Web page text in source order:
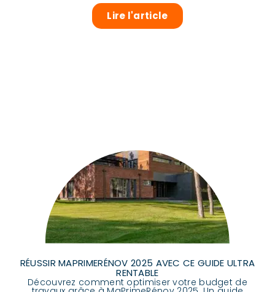
Lire l'article
RÉUSSIR MAPRIMERÉNOV 2025 AVEC CE GUIDE ULTRA
RENTABLE
Découvrez comment optimiser votre budget de